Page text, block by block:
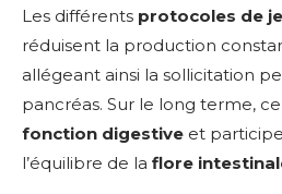
Les différents protocoles de
réduisent la production
allégeant ainsi la sollicitation
pancréas. Sur le long terme,
fonction digestive et
l’équilibre de la flore